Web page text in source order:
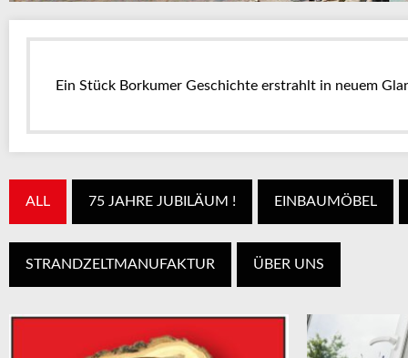
Ein Stück Borkumer Geschichte erstrahlt in neuem
ALL 75 JAHRE JUBILÄUM ! EINBAUMÖBEL
STRANDZELTMANUFAKTUR ÜBER UNS